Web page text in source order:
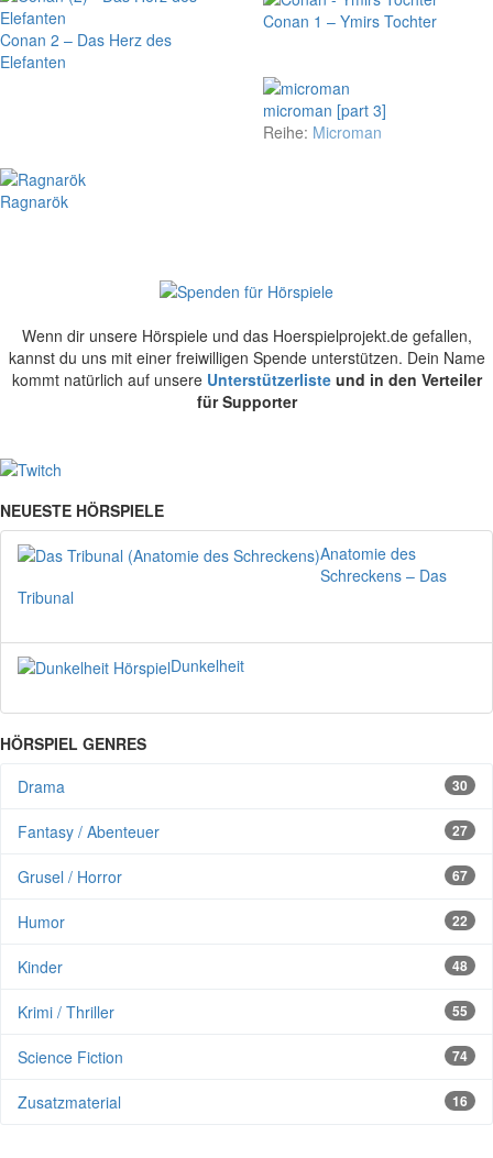
Conan 2 – Das Herz des
Elefanten
Conan 1 – Ymirs Tochter
microman [part 3]
Reihe: Microman
Ragnarök
Wenn dir unsere Hörspiele und das Hoerspielprojekt.de gefallen,
kannst du uns mit einer freiwilligen Spende unterstützen. Dein Name
kommt natürlich auf unsere Unterstützerlisteund in den Verteiler
für Supporter
NEUESTE HÖRSPIELE
Anatomie des
Schreckens – Das
Tribunal
Dunkelheit
HÖRSPIEL GENRES
30
Drama
27
Fantasy / Abenteuer
67
Grusel / Horror
22
Humor
48
Kinder
55
Krimi / Thriller
74
Science Fiction
16
Zusatzmaterial